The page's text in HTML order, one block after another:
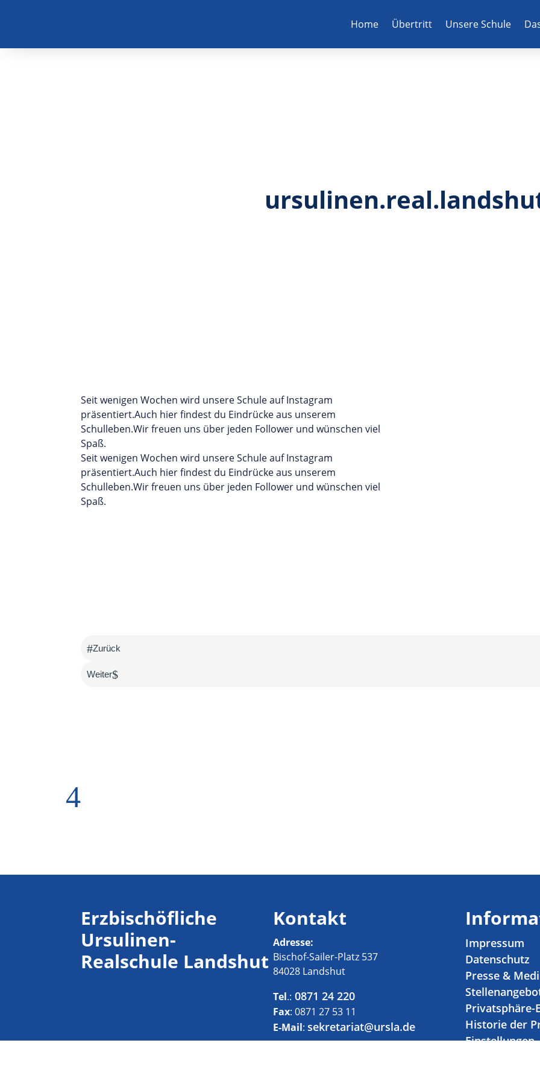
Home Übertritt Unsere Schule
Seit wenigen Wochen wird unsere Schule auf Instagram
präsentiert.Auch hier findest du Eindrücke aus unserem
Schulleben.Wir freuen uns über jeden Follower und wünschen viel
Spaß.
Seit wenigen Wochen wird unsere Schule auf Instagram
präsentiert.Auch hier findest du Eindrücke aus unserem
Schulleben.Wir freuen uns über jeden Follower und wünschen viel
Spaß.
#Zurück
Weiter$
4
Erzbischöfliche
Ursulinen-
Realschule Landshut
Kontakt
Adresse:
Bischof-Sailer-Platz 537
84028 Landshut
Tel.: 0871 24 220
Fax: 0871 27 53 11
E-Mail:sekretariat@ursla.de
Impressum
Datenschutz
Presse &
Privatsphäre-
Historie der
Einstellungen